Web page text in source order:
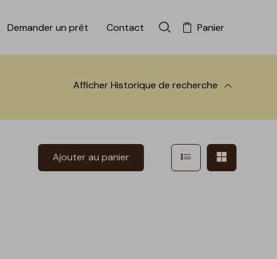
Demander un prêt Contact Rechercher dans la
Panier
la recherche AfficherHistorique de recherche
Ajouter au panier Afficher en mode